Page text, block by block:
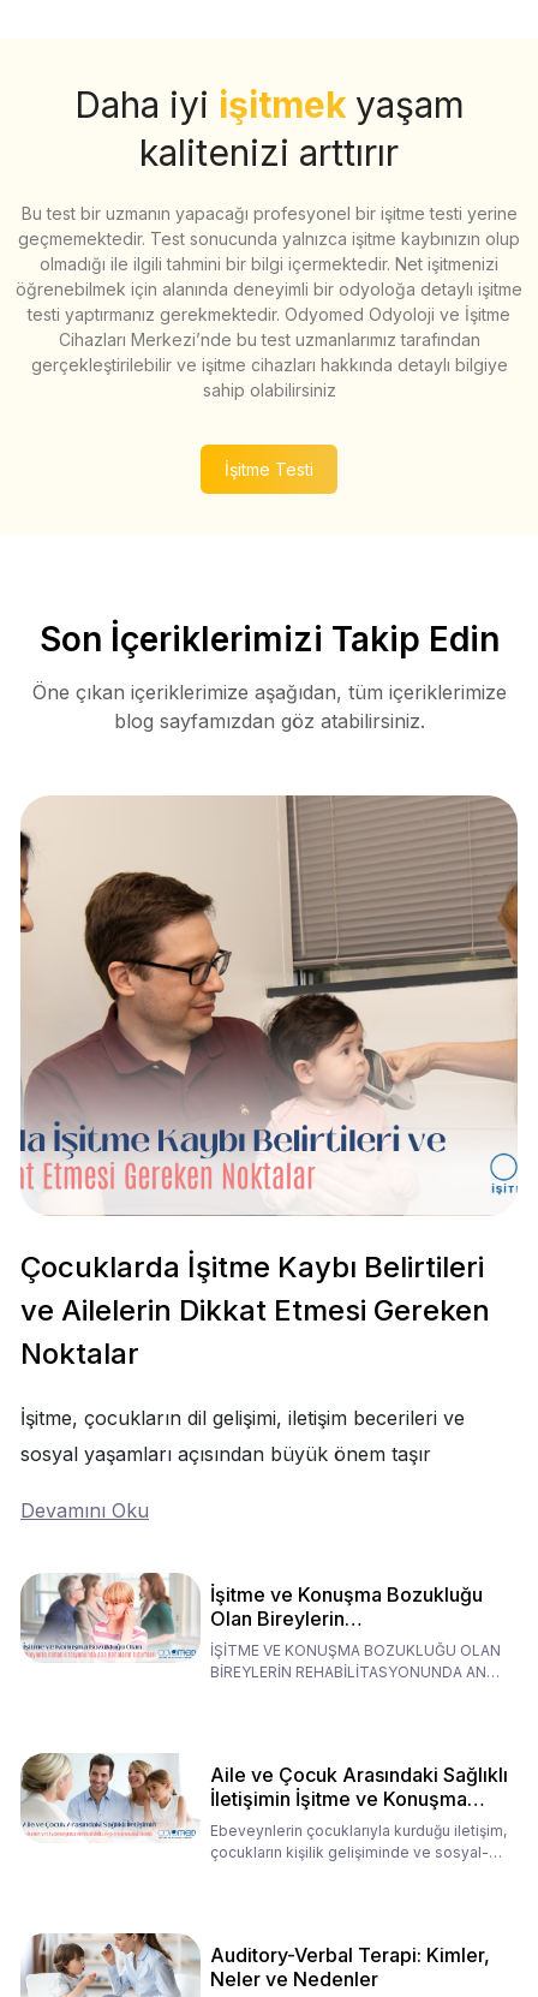
Daha iyi işitmek yaşam
kalitenizi arttırır
Bu test bir uzmanın yapacağı profesyonel bir işitme testi yerine
geçmemektedir. Test sonucunda yalnızca işitme kaybınızın olup
olmadığı ile ilgili tahmini bir bilgi içermektedir. Net işitmenizi
öğrenebilmek için alanında deneyimli bir odyoloğa detaylı işitme
testi yaptırmanız gerekmektedir. Odyomed Odyoloji ve İşitme
Cihazları Merkezi’nde bu test uzmanlarımız tarafından
gerçekleştirilebilir ve işitme cihazları hakkında detaylı bilgiye
sahip olabilirsiniz
İşitme Testi
Son İçeriklerimizi Takip Edin
Öne çıkan içeriklerimize aşağıdan, tüm içeriklerimize
blog sayfamızdan göz atabilirsiniz.
Çocuklarda İşitme Kaybı Belirtileri
ve Ailelerin Dikkat Etmesi Gereken
Noktalar
İşitme, çocukların dil gelişimi, iletişim becerileri ve
sosyal yaşamları açısından büyük önem taşır
Devamını Oku
İşitme ve Konuşma Bozukluğu
Olan Bireylerin
Rehabilitasyonunda Ana
Babaların Tutumları
İŞİTME VE KONUŞMA BOZUKLUĞU OLAN
BİREYLERİN REHABİLİTASYONUNDA ANA
Aile ve Çocuk Arasındaki Sağlıklı
İletişimin İşitme ve Konuşma
Rehabilitasyonundaki Rolü
Ebeveynlerin çocuklarıyla kurduğu iletişim,
çocukların kişilik gelişiminde ve sosyal-
Auditory-Verbal Terapi: Kimler,
Neler ve Nedenler